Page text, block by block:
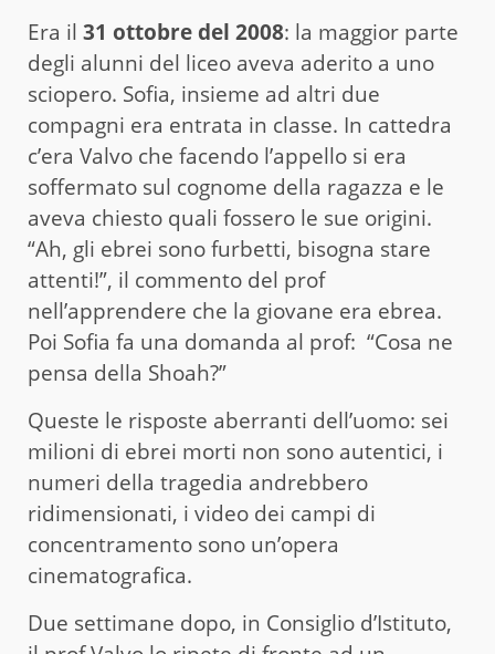
Era il 31 ottobre del 2008: la maggior parte
degli alunni del liceo aveva aderito a uno
sciopero. Sofia, insieme ad altri due
compagni era entrata in classe. In cattedra
c’era Valvo che facendo l’appello si era
soffermato sul cognome della ragazza e le
aveva chiesto quali fossero le sue origini.
“Ah, gli ebrei sono furbetti, bisogna stare
attenti!”, il commento del prof
nell’apprendere che la giovane era ebrea.
Poi Sofia fa una domanda al prof: “Cosa ne
pensa della Shoah?”
Queste le risposte aberranti dell’uomo: sei
milioni di ebrei morti non sono autentici, i
numeri della tragedia andrebbero
ridimensionati, i video dei campi di
concentramento sono un’opera
cinematografica.
Due settimane dopo, in Consiglio d’Istituto,